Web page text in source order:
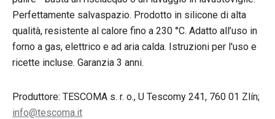
Perfettamente salvaspazio. Prodotto in silicone di alta
qualità, resistente al calore fino a 230 °C. Adatto all’uso in
forno a gas, elettrico e ad aria calda. Istruzioni per l'uso e
ricette incluse. Garanzia 3 anni.
Produttore: TESCOMA s. r. o., U Tescomy 241, 760 01 Zlín;
info@tescoma.it